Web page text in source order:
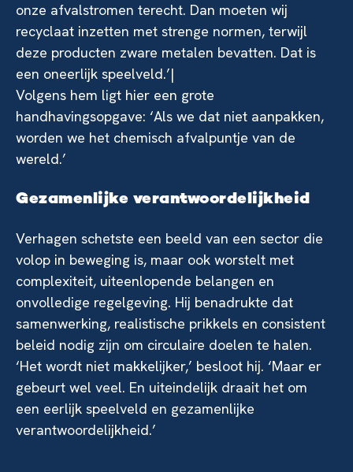
onze afvalstromen terecht. Dan moeten wij
recyclaat inzetten met strenge normen, terwijl
deze producten zware metalen bevatten. Dat is
een oneerlijk speelveld.’|
Volgens hem ligt hier een grote
handhavingsopgave: ‘Als we dat niet aanpakken,
worden we het chemisch afvalpuntje van de
wereld.’
Gezamenlijke verantwoordelijkheid
Verhagen schetste een beeld van een sector die
volop in beweging is, maar ook worstelt met
complexiteit, uiteenlopende belangen en
onvolledige regelgeving. Hij benadrukte dat
samenwerking, realistische prikkels en consistent
beleid nodig zijn om circulaire doelen te halen.
‘Het wordt niet makkelijker,’ besloot hij. ‘Maar er
gebeurt wel veel. En uiteindelijk draait het om
een eerlijk speelveld en gezamenlijke
verantwoordelijkheid.’